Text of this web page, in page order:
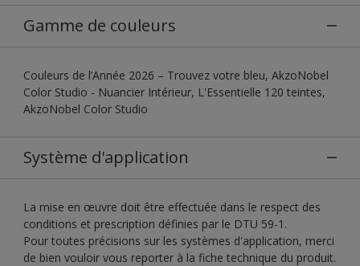
Gamme de couleurs
Couleurs de l’Année 2026 – Trouvez votre bleu, AkzoNobel
Color Studio - Nuancier Intérieur, L'Essentielle 120 teintes,
AkzoNobel Color Studio
Système d'application
La mise en œuvre doit être effectuée dans le respect des
conditions et prescription définies par le DTU 59-1.
Pour toutes précisions sur les systèmes d'application, merci
de bien vouloir vous reporter à la fiche technique du produit.